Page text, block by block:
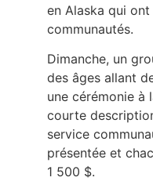
en Alaska qui
communautés.
Dimanche, un
des âges allant
une cérémonie à
courte
service
présentée et
1 500 $.